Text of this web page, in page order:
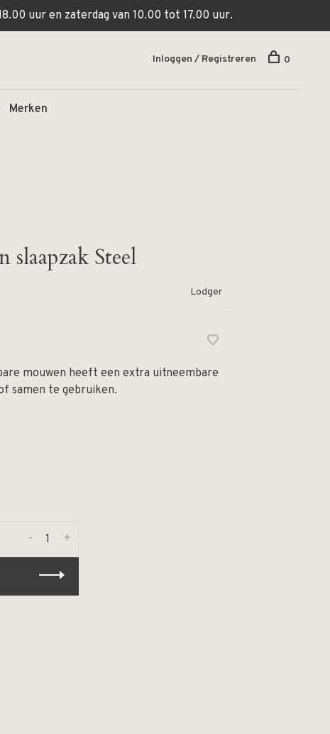
uur en zaterdag van 10.00 tot 17.00 uur.
Merken
Inloggen / Registreren 0
slaapzak Steel
Lodger
mouwen heeft een extra uitneembare
samen te gebruiken.
+
-